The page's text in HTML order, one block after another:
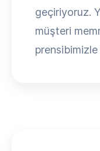
geçiriyoruz.
müşteri